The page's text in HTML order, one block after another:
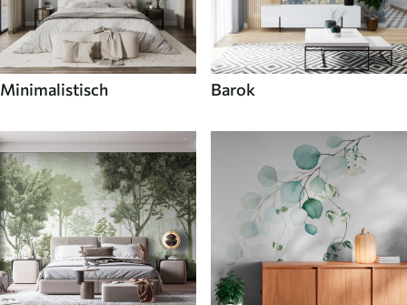
Minimalistisch Barok